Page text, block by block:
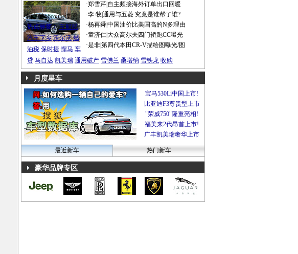
帕萨特b6coupe谍照
·郑雪芹| 自主频接海外订单出口回暖
·李 牧|通用与五菱 究竟是谁帮了谁?
·杨再舜|中国油价比美国高的N多理由
·童济仁|大众高尔夫四门轿跑CC曝光
·是非|第四代本田CR-V描绘图曝光/图
热点标签： 车船税
汽车下乡 沃尔沃 燃
油税 保时捷 悍马 车
贷 马自达 凯美瑞 通用破产 雪佛兰 桑塔纳 雪铁龙 收购
月度星车
宝马530Li中国上市!
比亚迪F3尊贵型上市
"荣威750"隆重亮相!
福美来2代昂首上市!
广丰凯美瑞奢华上市
最近新车 热门新车
豪华品牌专区